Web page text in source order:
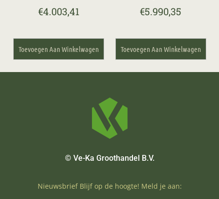
€4.003,41
Toevoegen Aan Winkelwagen
€5.990,35
Toevoegen Aan Winkelwagen
© Ve-Ka Groothandel B.V.
Nieuwsbrief Blijf op de hoogte! Meld je aan: